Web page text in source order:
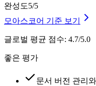
완성도5/5
모아스코어 기준 보기
글로벌 평균 점수: 4.7/5.0
좋은 평가
문서 버전 관리